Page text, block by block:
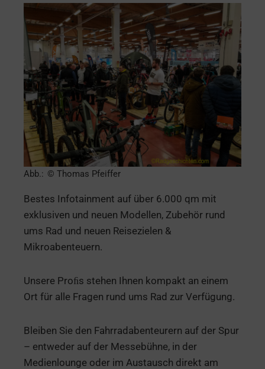
Abb.: © Thomas Pfeiffer
Bestes Infotainment auf über 6.000 qm mit
exklusiven und neuen Modellen, Zubehör rund
ums Rad und neuen Reisezielen &
Mikroabenteuern.
Unsere Proﬁs stehen Ihnen kompakt an einem
Ort für alle Fragen rund ums Rad zur Verfügung.
Bleiben Sie den Fahrradabenteurern auf der Spur
– entweder auf der Messebühne, in der
Medienlounge oder im Austausch direkt am